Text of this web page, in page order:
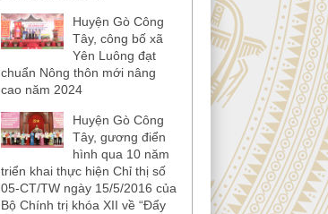
Huyện Gò Công
Tây, công bố xã
Yên Luông đạt
chuẩn Nông thôn mới nâng
cao năm 2024
Huyện Gò Công
Tây, gương điển
hình qua 10 năm
triển khai thực hiện Chỉ thị số
05-CT/TW ngày 15/5/2016 của
Bộ Chính trị khóa XII về “Đẩy